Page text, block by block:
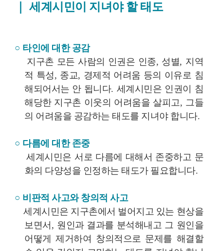
세계시민이 지녀야 할 태도
○ 타인에 대한 공감
지구촌 모든 사람의 인권은 인종, 성별, 지역
적 특성, 종교, 경제적 어려움 등의 이유로 침
해되어서는 안 됩니다. 세계시민은 인권이 침
해당한 지구촌 이웃의 어려움을 살피고, 그들
의 어려움을 공감하는 태도를 지녀야 합니다.
○ 다름에 대한 존중
세계시민은 서로 다름에 대해서 존중하고 문
화의 다양성을 인정하는 태도가 필요합니다.
○ 비판적 사고와 창의적 사고
세계시민은 지구촌에서 벌어지고 있는 현상을
보면서, 원인과 결과를 분석해내고 그 원인을
어떻게 제거하여 창의적으로 문제를 해결할